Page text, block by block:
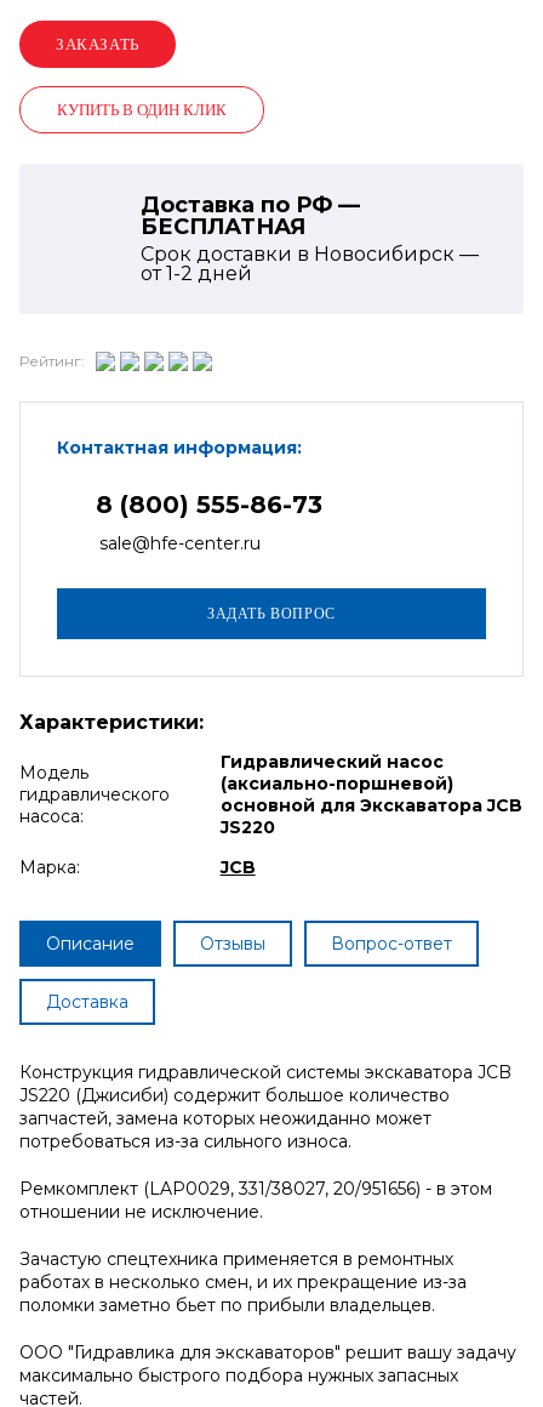
КУПИТЬ В ОДИН КЛИК
Доставка по РФ —
БЕСПЛАТНАЯ
Срок доставки в Новосибирск —
от1-2 дней
Рейтинг:
Контактная информация:
8 (800) 555-86-73
sale@hfe-center.ru
Характеристики:
Модель
гидравлического
насоса:
Гидравлический насос
(аксиально-поршневой)
основной для Экскаватора JCB
JS220
Марка:
JCB
Описание Отзывы Вопрос-ответ
Доставка
Конструкция гидравлической системы экскаватора JCB
JS220 (Джисиби) содержит большое количество
запчастей, замена которых неожиданно может
потребоваться из-за сильного износа.
Ремкомплект (LAP0029, 331/38027, 20/951656) - в этом
отношении не исключение.
Зачастую спецтехника применяется в ремонтных
работах в несколько смен, и их прекращение из-за
поломки заметно бьет по прибыли владельцев.
ООО "Гидравлика для экскаваторов" решит вашу задачу
максимально быстрого подбора нужных запасных
частей.